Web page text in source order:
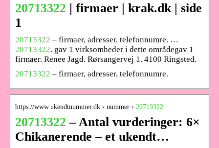
20713322 | firmaer | krak.dk | side
1
20713322 – firmaer, adresser, telefonnumre. …
20713322. gav 1 virksomheder i dette områdegav 1
firmaer. Renee Jagd. Rørsangervej 1. 4100 Ringsted.
20713322 – firmaer, adresser, telefonnumre.
https://www.ukendtnummer.dk › nummer › 20713322
20713322 – Antal vurderinger: 6×
Chikanerende – et ukendt…